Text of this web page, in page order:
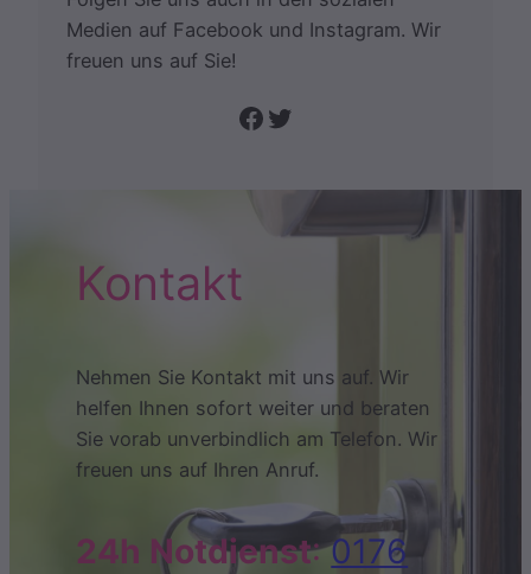
Medien auf Facebook und Instagram. Wir
freuen uns auf Sie!
Folge uns auf Facebook Twitter
Kontakt
Nehmen Sie Kontakt mit uns auf. Wir
helfen Ihnen sofort weiter und beraten
Sie vorab unverbindlich am Telefon. Wir
freuen uns auf Ihren Anruf.
24h Notdienst:0176